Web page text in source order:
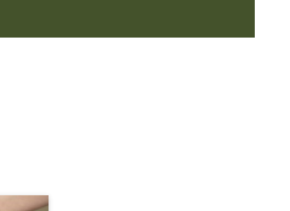
記念ホール
座のご案内